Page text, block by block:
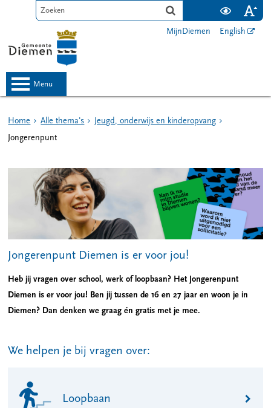
MijnDiemen English
menu
Home Alle thema's
Jeugd, onderwijs en kinderopvang
Jongerenpunt
Jongerenpunt Diemen is er voor jou!
Heb jij vragen over school, werk of loopbaan? Het Jongerenpunt
Diemen is er voor jou! Ben jij tussen de 16 en 27 jaar en woon je in
Diemen? Dan denken we graag én gratis met je mee.
We helpen je bij vragen over:
Loopbaan